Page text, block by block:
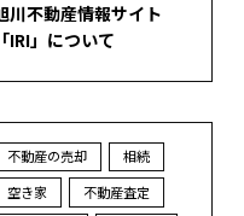
川不動産情報サイト
「IRI」について
不動産の売却
相続
空き家
不動産査定